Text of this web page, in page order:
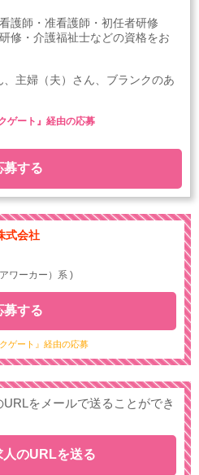
護師・准看護師・初任者研修
修・介護福祉士などの資格をお
主婦（夫）さん、ブランクのあ
募する
ゲート』経由の応募
式会社
ワーカー）系 )
ゲート』経由の応募
募する
をメールで送ることができ
人のURLを送る